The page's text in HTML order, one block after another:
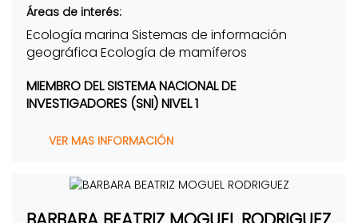
Áreas de interés:
Ecología marina Sistemas de información
geográfica Ecología de mamíferos
MIEMBRO DEL SISTEMA NACIONAL DE
INVESTIGADORES (SNI) NIVEL 1
VER MAS INFORMACIÓN